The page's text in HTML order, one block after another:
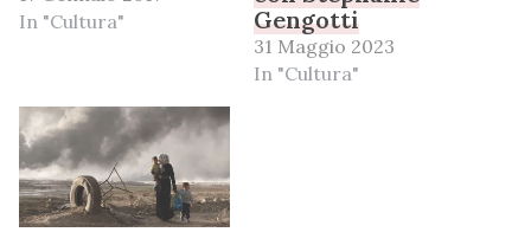
In "Cultura"
Gengotti
31 Maggio 2023
In "Cultura"